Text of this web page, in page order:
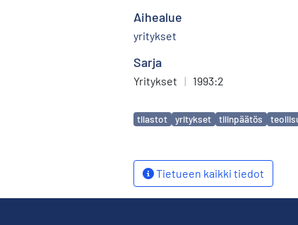
Aihealue
yritykset
Sarja
Yritykset | 1993:2
Avainsanat
tilastot yritykset tilinpäätös
Tietueen kaikki tiedot